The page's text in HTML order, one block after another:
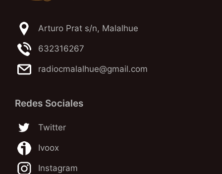
Arturo Prat s/n, Malalhue
632316267
radiocmalalhue@gmail.com
Redes Sociales
Twitter
Ivoox
Instagram